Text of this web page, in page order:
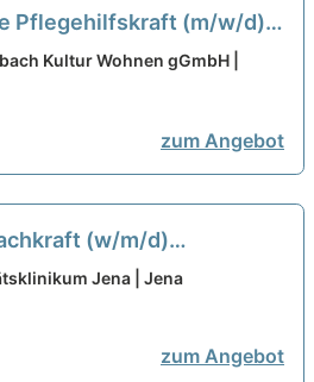
Pflegehilfskraft (m/w/d)
- Wir freuen uns auf
Kultur Wohnen gGmbH |
zum Angebot
(w/m/d)
- Ambulanz in Teilzeit -
Jena | Jena
zum Angebot